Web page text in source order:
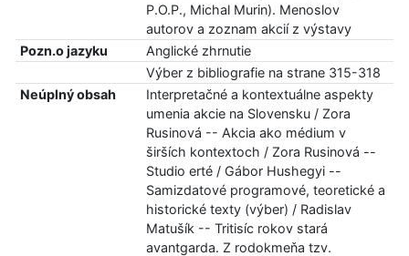
P.O.P., Michal Murin). Menoslov
autorov a zoznam akcií z výstavy
Pozn.o jazyku
Anglické zhrnutie
Výber z bibliografie na strane 315-318
Neúplný obsah
Interpretačné a kontextuálne aspekty
umenia akcie na Slovensku / Zora
Rusinová -- Akcia ako médium v
širších kontextoch / Zora Rusinová --
Studio erté / Gábor Hushegyi --
Samizdatové programové, teoretické a
historické texty (výber) / Radislav
Matušík -- Tritisíc rokov stará
avantgarda. Z rodokmeňa tzv.